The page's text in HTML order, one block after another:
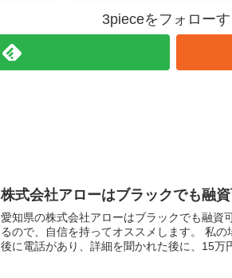
3pieceをフォローす
株式会社アローはブラックでも融
愛知県の株式会社アローはブラックでも融資
るので、自信を持ってオススメします。 私
後に電話があり、詳細を聞かれた後に、15万